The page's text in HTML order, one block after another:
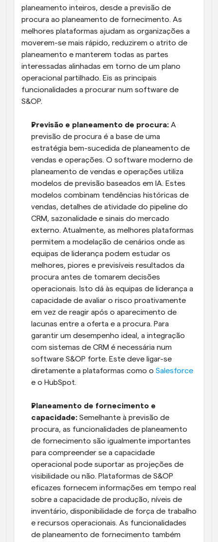
planeamento inteiros, desde a previsão de
procura ao planeamento de fornecimento. As
melhores plataformas ajudam as organizações a
moverem-se mais rápido, reduzirem o atrito de
planeamento e manterem todas as partes
interessadas alinhadas em torno de um plano
operacional partilhado. Eis as principais
funcionalidades a procurar num software de
S&OP.
Previsão e planeamento de procura: A
previsão de procura é a base de uma
estratégia bem-sucedida de planeamento de
vendas e operações. O software moderno de
planeamento de vendas e operações utiliza
modelos de previsão baseados em IA. Estes
modelos combinam tendências históricas de
vendas, detalhes de atividade do pipeline do
CRM, sazonalidade e sinais do mercado
externo. Atualmente, as melhores plataformas
permitem a modelação de cenários onde as
equipas de liderança podem estudar os
melhores, piores e previsíveis resultados da
procura antes de tomarem decisões
operacionais. Isto dá às equipas de liderança a
capacidade de avaliar o risco proativamente
em vez de reagir após o aparecimento de
lacunas entre a oferta e a procura. Para
garantir um desempenho ideal, a integração
com sistemas de CRM é necessária num
software S&OP forte. Este deve ligar-se
diretamente a plataformas como o Salesforce
e o HubSpot.
Planeamento de fornecimento e
capacidade: Semelhante à previsão de
procura, as funcionalidades de planeamento
de fornecimento são igualmente importantes
para compreender se a capacidade
operacional pode suportar as projeções de
visibilidade ou não. Plataformas de S&OP
eficazes fornecem informações em tempo real
sobre a capacidade de produção, níveis de
inventário, disponibilidade de força de trabalho
e recursos operacionais. As funcionalidades
de planeamento de fornecimento também